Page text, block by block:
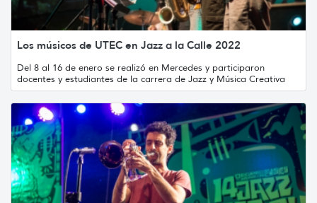
Los músicos de UTEC en Jazz a la Calle 2022
Del 8 al 16 de enero se realizó en Mercedes y participaron
docentes y estudiantes de la carrera de Jazz y Música Creativa